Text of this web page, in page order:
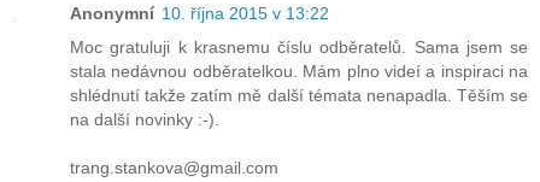
Anonymní 10. října 2015 v 13:22
Moc gratuluji k krasnemu číslu odběratelů. Sama jsem se
stala nedávnou odběratelkou. Mám plno videí a inspiraci na
shlédnutí takže zatím mě další témata nenapadla. Těším se
na další novinky :-).
trang.stankova@gmail.com